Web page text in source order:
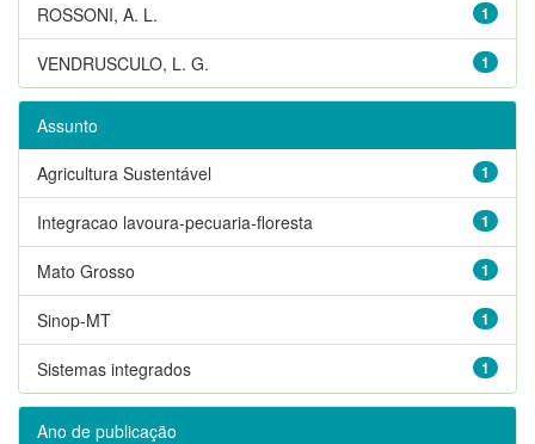
1
ROSSONI, A. L.
1
VENDRUSCULO, L. G.
Assunto
1
Agricultura Sustentável
1
Integracao lavoura-pecuaria-floresta
1
Mato Grosso
1
Sinop-MT
1
Sistemas integrados
Ano de publicação